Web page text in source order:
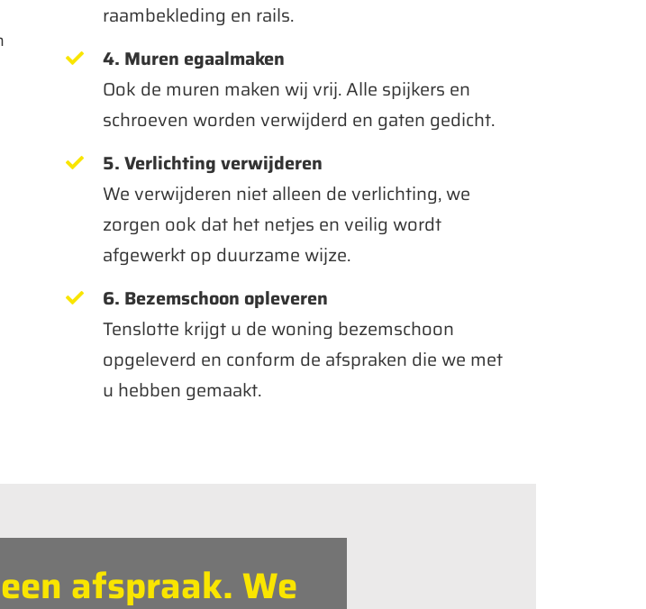
raambekleding en rails.
4. Muren egaalmaken
Ook de muren maken wij vrij. Alle spijkers en
schroeven worden verwijderd en gaten gedicht.
5. Verlichting verwijderen
We verwijderen niet alleen de verlichting, we
zorgen ook dat het netjes en veilig wordt
afgewerkt op duurzame wijze.
6. Bezemschoon opleveren
Tenslotte krijgt u de woning bezemschoon
opgeleverd en conform de afspraken die we met
u hebben gemaakt.
afspraak. We